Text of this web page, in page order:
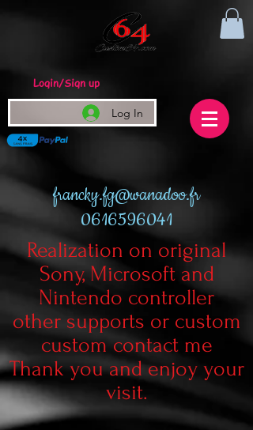
Login/Sign up
Log In
francky.fg@wanadoo.fr
0616596041
Realization on original
Sony, Microsoft and
Nintendo controller
other supports or custom
custom contact me
Thank you and enjoy your
visit.